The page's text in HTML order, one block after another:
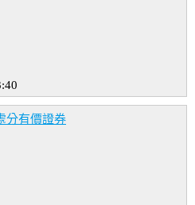
分有價證券